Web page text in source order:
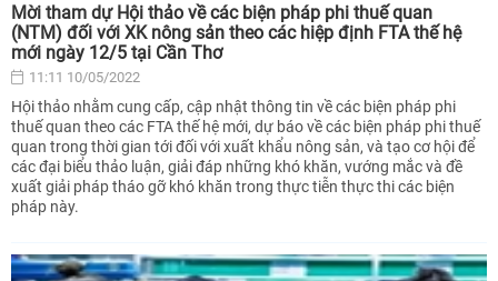
Mời tham dự Hội thảo về các biện pháp phi thuế quan
(NTM) đối với XK nông sản theo các hiệp định FTA thế hệ
mới ngày 12/5 tại Cần Thơ
11:11 10/05/2022
Hội thảo nhằm cung cấp, cập nhật thông tin về các biện pháp phi
thuế quan theo các FTA thế hệ mới, dự báo về các biện pháp phi thuế
quan trong thời gian tới đối với xuất khẩu nông sản, và tạo cơ hội để
các đại biểu thảo luận, giải đáp những khó khăn, vướng mắc và đề
xuất giải pháp tháo gỡ khó khăn trong thực tiễn thực thi các biện
pháp này.